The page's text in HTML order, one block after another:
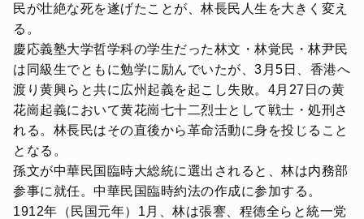
民が壮絶な死を遂げたことが、林長民人生を大きく変え
る。
慶応義塾大学哲学科の学生だった林文・林覚民・林尹民
は同級生でともに勉学に励んでいたが、3月5日、香港へ
渡り黄興らと共に広州起義を起こし失敗。4月27日の黄
花崗起義において黄花崗七十二烈士として戦士・処刑さ
れる。林長民はその直後から革命活動に身を投じること
となる。
孫文が中華民国臨時大総統に選出されると、林は内務部
参事に就任。中華民国臨時約法の作成に参加する。
1912年（民国元年）1月、林は張謇、程徳全らと統一党